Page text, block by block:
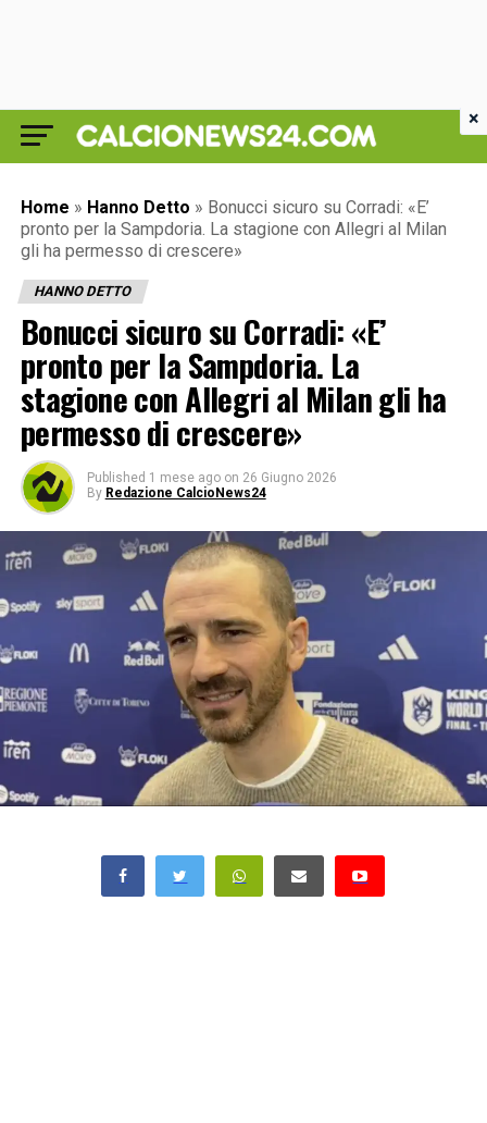
Home » Hanno Detto » Bonucci sicuro su Corradi: «E’
pronto per la Sampdoria. La stagione con Allegri al Milan
gli ha permesso di crescere»
HANNO DETTO
Bonucci sicuro su Corradi: «E’
pronto per la Sampdoria. La
stagione con Allegri al Milan gli ha
permesso di crescere»
Published 1 mese ago on 26 Giugno 2026
By Redazione CalcioNews24
×